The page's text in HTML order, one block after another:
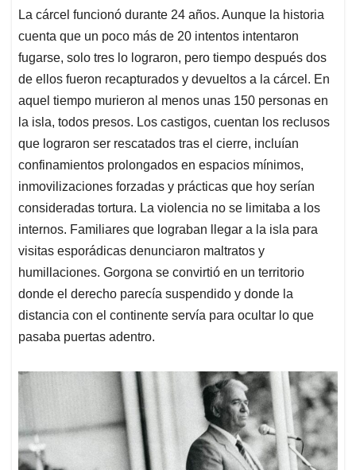
La cárcel funcionó durante 24 años. Aunque la historia
cuenta que un poco más de 20 intentos intentaron
fugarse, solo tres lo lograron, pero tiempo después dos
de ellos fueron recapturados y devueltos a la cárcel. En
aquel tiempo murieron al menos unas 150 personas en
la isla, todos presos. Los castigos, cuentan los reclusos
que lograron ser rescatados tras el cierre, incluían
confinamientos prolongados en espacios mínimos,
inmovilizaciones forzadas y prácticas que hoy serían
consideradas tortura. La violencia no se limitaba a los
internos. Familiares que lograban llegar a la isla para
visitas esporádicas denunciaron maltratos y
humillaciones. Gorgona se convirtió en un territorio
donde el derecho parecía suspendido y donde la
distancia con el continente servía para ocultar lo que
pasaba puertas adentro.